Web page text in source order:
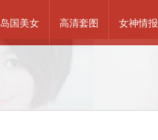
岛国美女 高清套图 女神情报